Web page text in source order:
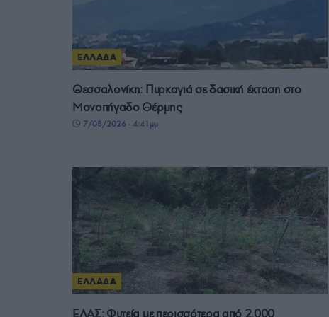
ΕΛΛΑΔΑ
Θεσσαλονίκη: Πυρκαγιά σε δασική έκταση στο
Μονοπήγαδο Θέρμης
7/08/2026 - 4:41μμ
ΕΛΛΑΔΑ
ΕΛΑΣ: Φυτεία με περισσότερα από 2.000